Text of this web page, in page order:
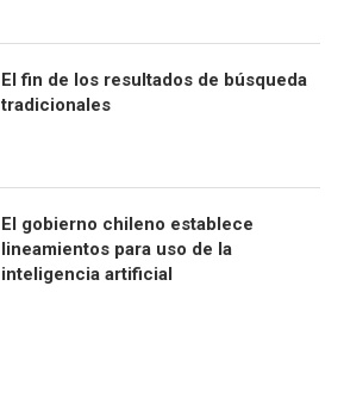
El fin de los resultados de búsqueda
tradicionales
El gobierno chileno establece
lineamientos para uso de la
inteligencia artificial